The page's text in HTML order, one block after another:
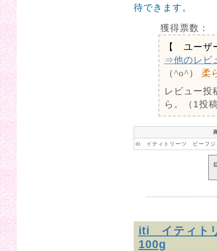
待できます。
獲得票数：
【 ユーザ
⇒他のレビ
（^o^）
柔
レビュー投
ら。（1投
iti イティトリーツ ビーフジ
iti イティト
100g